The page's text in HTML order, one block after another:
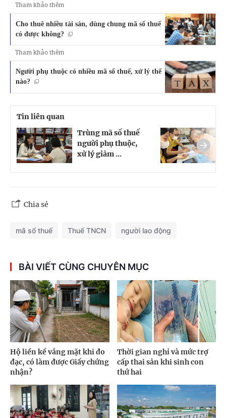
Tham khảo thêm
Cho thuê nhiều tài sản, dùng chung mã số thuế
có được không?
Tham khảo thêm
Người phụ thuộc có nhiều mã số thuế, xử lý thế
nào?
Tin liên quan
Trùng mã số thuế
người phụ thuộc,
xử lý giảm ...
Chia sẻ
mã số thuế Thuế TNCN người lao động
BÀI VIẾT CÙNG CHUYÊN MỤC
Hộ liền kề vắng mặt khi đo
đạc, có làm được Giấy chứng
nhận?
Thời gian nghỉ và mức trợ
cấp thai sản khi sinh con
thứ hai